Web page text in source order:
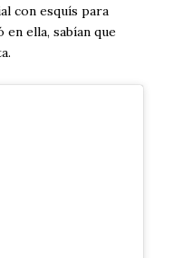
con esquís para
ella, sabían que